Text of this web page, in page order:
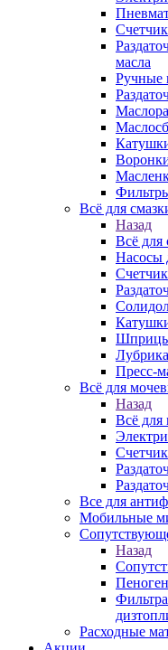
масла
Ручные
Всё для
Назад
Всё для
Насосы
Шприцы
Пресс-
Всё для
Назад
Всё
Все для
Мобильные
Назад
Расходные